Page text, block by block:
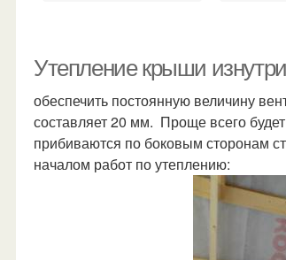
Утепление крыши
обеспечить постоянную величину
составляет 20 мм. Проще всего
прибиваются по боковым сторонам
началом работ по утеплению: